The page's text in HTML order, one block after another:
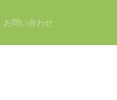
お問い合わせ